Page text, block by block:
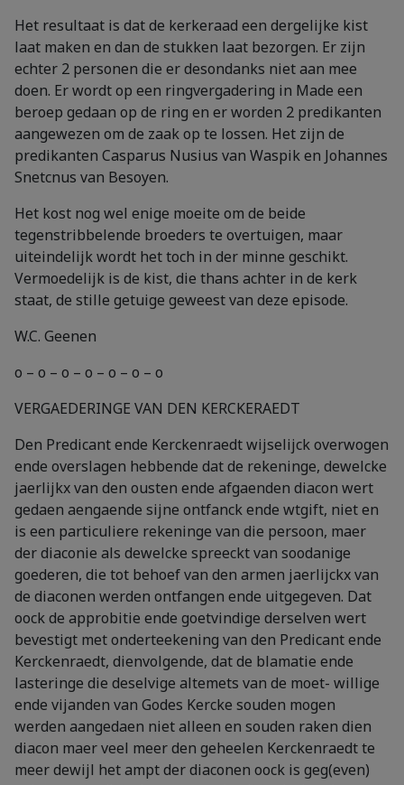
Het resultaat is dat de kerkeraad een dergelijke kist
laat maken en dan de stukken laat bezorgen. Er zijn
echter 2 personen die er desondanks niet aan mee
doen. Er wordt op een ringvergadering in Made een
beroep gedaan op de ring en er worden 2 predikanten
aangewezen om de zaak op te lossen. Het zijn de
predikanten Casparus Nusius van Waspik en Johannes
Snetcnus van Besoyen.
Het kost nog wel enige moeite om de beide
tegenstribbelende broeders te overtuigen, maar
uiteindelijk wordt het toch in der minne geschikt.
Vermoedelijk is de kist, die thans achter in de kerk
staat, de stille getuige geweest van deze episode.
W.C. Geenen
o – o – o – o – o – o – o
VERGAEDERINGE VAN DEN KERCKERAEDT
Den Predicant ende Kerckenraedt wijselijck overwogen
ende overslagen hebbende dat de rekeninge, dewelcke
jaerlijkx van den ousten ende afgaenden diacon wert
gedaen aengaende sijne ontfanck ende wtgift, niet en
is een particuliere rekeninge van die persoon, maer
der diaconie als dewelcke spreeckt van soodanige
goederen, die tot behoef van den armen jaerlijckx van
de diaconen werden ontfangen ende uitgegeven. Dat
oock de approbitie ende goetvindige derselven wert
bevestigt met onderteekening van den Predicant ende
Kerckenraedt, dienvolgende, dat de blamatie ende
lasteringe die deselvige altemets van de moet- willige
ende vijanden van Godes Kercke souden mogen
werden aangedaen niet alleen en souden raken dien
diacon maer veel meer den geheelen Kerckenraedt te
meer dewijl het ampt der diaconen oock is geg(even)